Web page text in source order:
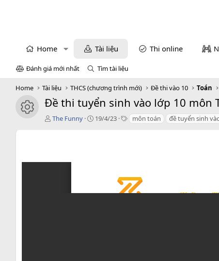
Home Tài liệu Thi online
Đánh giá mới nhất Tìm tài liệu
Home Tài liệu THCS (chương trình mới) Đề thi vào 10 Toán
icon tài liệu
Đề thi tuyển sinh vào lớp 10 môn
T
ả
The Funny
C19/4/23
T môn toán đề tuyển sinh